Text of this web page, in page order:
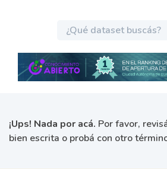
¡Ups! Nada por acá. Por favor,
bien escrita o probá con otro